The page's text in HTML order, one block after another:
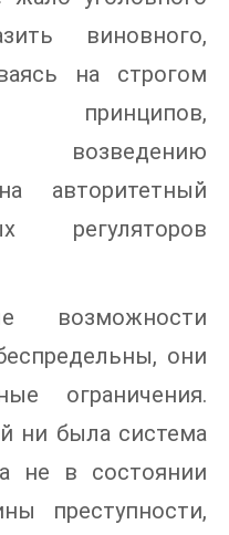
виновного,
на строгом
возведению
авторитетный
регуляторов
возможности
они
ограничения.
ни была система
не в состоянии
преступности,